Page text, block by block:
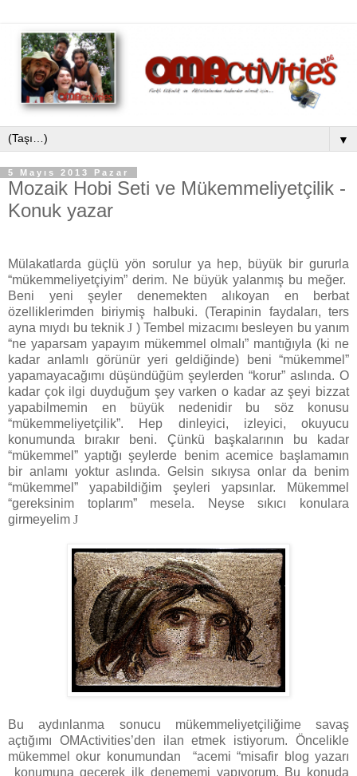
▼
5 Mayıs 2013 Pazar
Mozaik Hobi Seti ve Mükemmeliyetçilik -
Konuk yazar
Mülakatlarda güçlü yön sorulur ya hep, büyük bir gururla
“mükemmeliyetçiyim” derim. Ne büyük yalanmış bu meğer.
Beni yeni şeyler denemekten alıkoyan en berbat
özelliklerimden biriymiş halbuki. (Terapinin faydaları, ters
ayna mıydı bu teknikJ ) Tembel mizacımı besleyen bu yanım
“ne yaparsam yapayım mükemmel olmalı” mantığıyla (ki ne
kadar anlamlı görünür yeri geldiğinde) beni “mükemmel”
yapamayacağımı düşündüğüm şeylerden “korur” aslında. O
kadar çok ilgi duyduğum şey varken o kadar az şeyi bizzat
yapabilmemin en büyük nedenidir bu söz konusu
“mükemmeliyetçilik”. Hep dinleyici, izleyici, okuyucu
konumunda bırakır beni. Çünkü başkalarının bu kadar
“mükemmel” yaptığı şeylerde benim acemice başlamamın
bir anlamı yoktur aslında. Gelsin sıkıysa onlar da benim
“mükemmel” yapabildiğim şeyleri yapsınlar. Mükemmel
“gereksinim toplarım” mesela. Neyse sıkıcı konulara
girmeyelim J
Bu aydınlanma sonucu mükemmeliyetçiliğime savaş
açtığımı OMActivities’den ilan etmek istiyorum. Öncelikle
mükemmel okur konumundan “acemi “misafir blog yazarı
konumuna geçerek ilk denememi yapıyorum. Bu konuda